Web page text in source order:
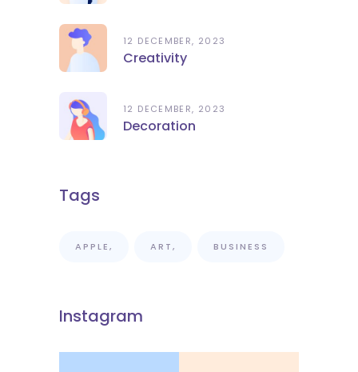
Creativity
12 DECEMBER, 2023
Decoration
12 DECEMBER, 2023
Tags
APPLE ART BUSINESS
Instagram